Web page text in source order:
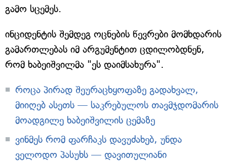
გამო სცემეს.
ინციდენტის შემდეგ ოცნების წევრები მომხდარის
გამართლებას იმ არგუმენტით ცდილობდნენ,
რომ ხაბეიშვილმა "ეს დაიმსახურა".
როცა პირად შეურაცხყოფაზე გადახვალ,
მიიღებ ასეთს — საკრებულოს თავმჯდომარის
მოადგილე ხაბეიშვილის ცემაზე
ვინმეს რომ ფარჩაკს დავუძახებ, უნდა
ველოდო პასუხს — დავითულიანი